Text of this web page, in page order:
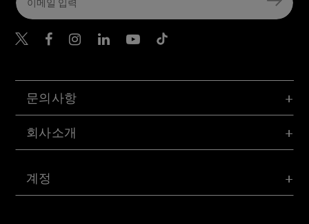
계정
문의사항
회사소개
Belkin Twitter